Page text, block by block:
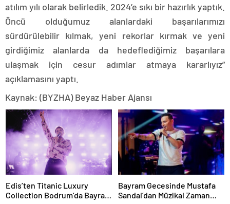
atılım yılı olarak belirledik. 2024’e sıkı bir hazırlık yaptık.
Öncü olduğumuz alanlardaki başarılarımızı
sürdürülebilir kılmak, yeni rekorlar kırmak ve yeni
girdiğimiz alanlarda da hedeflediğimiz başarılara
ulaşmak için cesur adımlar atmaya kararlıyız”
açıklamasını yaptı.
Kaynak: (BYZHA) Beyaz Haber Ajansı
Edis’ten Titanic Luxury
Collection Bodrum’da Bayram
Bayram Gecesinde Mustafa
Sandal’dan Müzikal Zaman